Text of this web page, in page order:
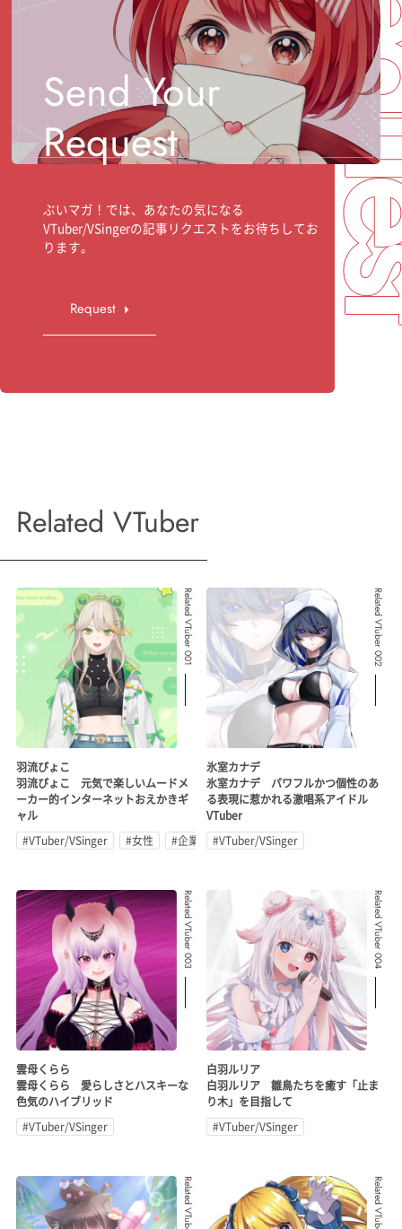
Send Your
Request
ぶいマガ！では、あなたの気になる
VTuber/VSingerの記事リクエストをお待ちしてお
ります。
Request
Related VTuber
Related VTuber 001
羽流ぴょこ
羽流ぴょこ 元気で楽しいムードメ
ーカー的インターネットおえかきギ
ャル
#VTuber/VSinger
#女性 #企業公式
Related VTuber 002
氷室カナデ
氷室カナデ パワフルかつ個性のあ
る表現に惹かれる激唱系アイドル
VTuber
#VTuber/VSinger
Related VTuber 003
雲母くらら
雲母くらら 愛らしさとハスキーな
色気のハイブリッド
#VTuber/VSinger
Related VTuber 004
白羽ルリア
白羽ルリア 雛鳥たちを癒す「止ま
り木」を目指して
#VTuber/VSinger